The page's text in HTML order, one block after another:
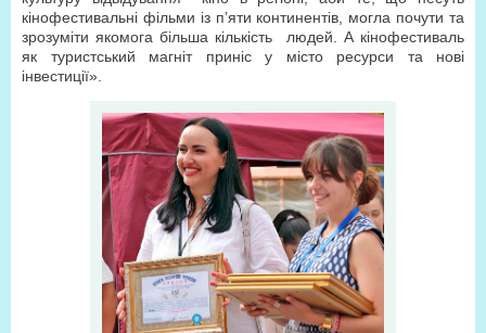
кінофестивальні фільми із п’яти континентів, могла почути та
зрозуміти якомога більша кількість людей. А кінофестиваль
як туристський магніт приніс у місто ресурси та нові
інвестиції».